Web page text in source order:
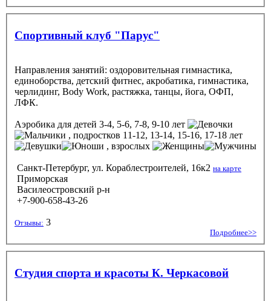
Спортивный клуб "Парус"
Направления занятий: оздоровительная гимнастика,
единоборства, детский фитнес, акробатика, гимнастика,
черлидинг, Body Work, растяжка, танцы, йога, ОФП,
ЛФК.
Аэробика для детей 3-4, 5-6, 7-8, 9-10 лет
, подростков 11-12, 13-14, 15-16, 17-18 лет
, взрослых
Санкт-Петербург, ул. Кораблестроителей, 16к2 на карте
Приморская
Василеостровский р-н
+7-900-658-43-26
Отзывы: 3
Подробнее>>
Студия спорта и красоты К. Черкасовой